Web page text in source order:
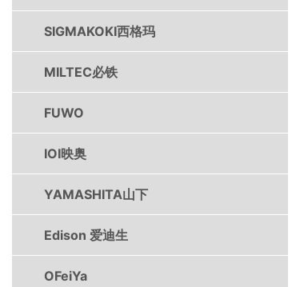
SIGMAKOKI西格玛
MILTEC必铁
FUWO
IOI映奥
YAMASHITA山下
Edison 爱迪生
OFeiYa